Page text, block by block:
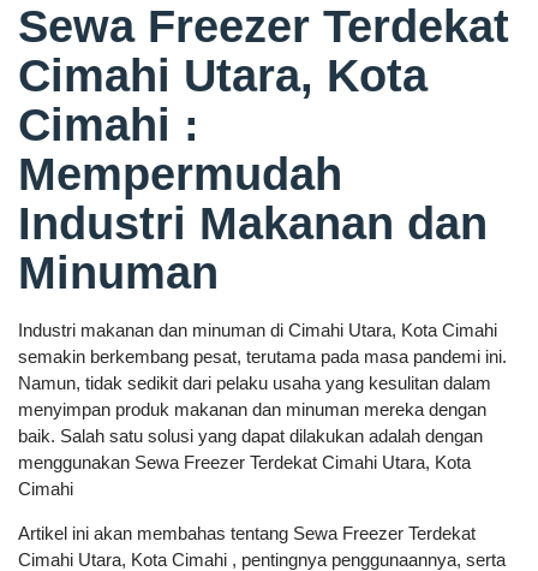
Sewa Freezer Terdekat
Cimahi Utara, Kota
Cimahi :
Mempermudah
Industri Makanan dan
Minuman
Industri makanan dan minuman di Cimahi Utara, Kota Cimahi
semakin berkembang pesat, terutama pada masa pandemi ini.
Namun, tidak sedikit dari pelaku usaha yang kesulitan dalam
menyimpan produk makanan dan minuman mereka dengan
baik. Salah satu solusi yang dapat dilakukan adalah dengan
menggunakan Sewa Freezer Terdekat Cimahi Utara, Kota
Cimahi
Artikel ini akan membahas tentang Sewa Freezer Terdekat
Cimahi Utara, Kota Cimahi , pentingnya penggunaannya, serta